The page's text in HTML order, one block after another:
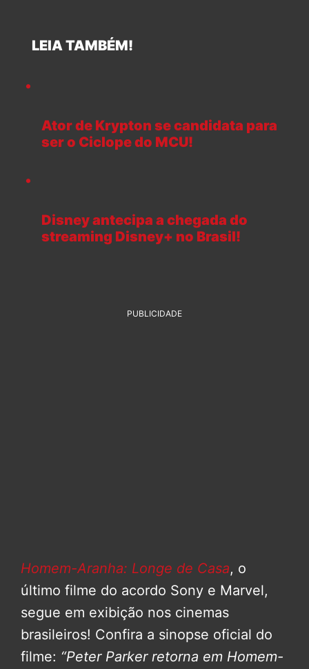
LEIA TAMBÉM!
Ator de Krypton se candidata para
ser o Ciclope do MCU!
Disney antecipa a chegada do
streaming Disney+ no Brasil!
PUBLICIDADE
Homem-Aranha: Longe de Casa, o
último filme do acordo Sony e Marvel,
segue em exibição nos cinemas
brasileiros! Confira a sinopse oficial do
filme: “Peter Parker retorna em Homem-